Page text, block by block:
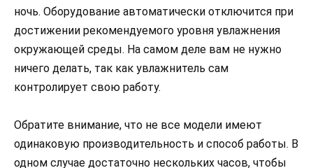
ночь. Оборудование автоматически отключится при
достижении рекомендуемого уровня увлажнения
окружающей среды. На самом деле вам не нужно
ничего делать, так как увлажнитель сам
контролирует свою работу.
Обратите внимание, что не все модели имеют
одинаковую производительность и способ работы. В
одном случае достаточно нескольких часов, чтобы